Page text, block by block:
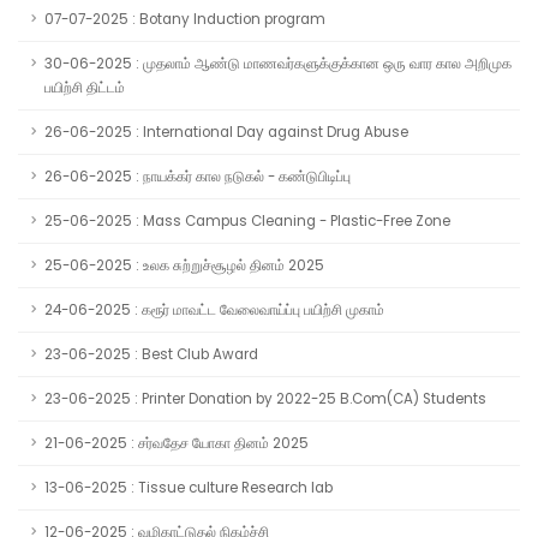
07-07-2025 : Botany Induction program
30-06-2025 : முதலாம் ஆண்டு மாணவர்களுக்குக்கான ஒரு வார கால அறிமுக
பயிற்சி திட்டம்
26-06-2025 : International Day against Drug Abuse
26-06-2025 : நாயக்கர் கால நடுகல் - கண்டுபிடிப்பு
25-06-2025 : Mass Campus Cleaning - Plastic-Free Zone
25-06-2025 : உலக சுற்றுச்சூழல் தினம் 2025
24-06-2025 : கரூர் மாவட்ட வேலைவாய்ப்பு பயிற்சி முகாம்
23-06-2025 : Best Club Award
23-06-2025 : Printer Donation by 2022-25 B.Com(CA) Students
21-06-2025 : சர்வதேச யோகா தினம் 2025
13-06-2025 : Tissue culture Research lab
12-06-2025 : வழிகாட்டுதல் நிகழ்ச்சி